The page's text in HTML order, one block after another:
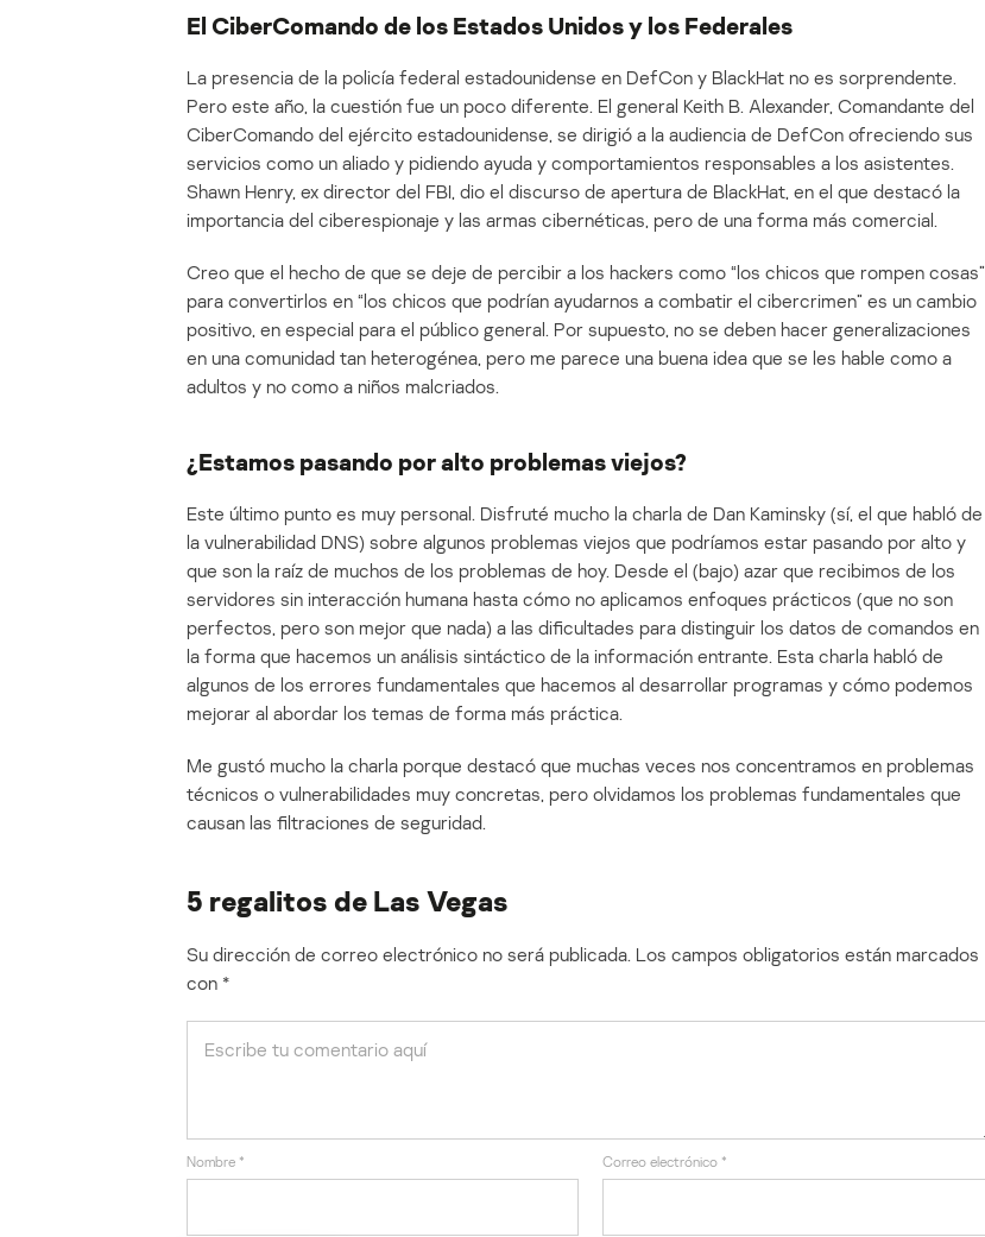
El CiberComando de los Estados Unidos y los Federales
La presencia de la policía federal estadounidense en DefCon y BlackHat no es sorprendente.
Pero este año, la cuestión fue un poco diferente. El general Keith B. Alexander, Comandante del
CiberComando del ejército estadounidense, se dirigió a la audiencia de DefCon ofreciendo sus
servicios como un aliado y pidiendo ayuda y comportamientos responsables a los asistentes.
Shawn Henry, ex director del FBI, dio el discurso de apertura de BlackHat, en el que destacó la
importancia del ciberespionaje y las armas cibernéticas, pero de una forma más comercial.
Creo que el hecho de que se deje de percibir a los hackers como “los chicos que rompen cosas”
para convertirlos en “los chicos que podrían ayudarnos a combatir el cibercrimen” es un cambio
positivo, en especial para el público general. Por supuesto, no se deben hacer generalizaciones
en una comunidad tan heterogénea, pero me parece una buena idea que se les hable como a
adultos y no como a niños malcriados.
¿Estamos pasando por alto problemas viejos?
Este último punto es muy personal. Disfruté mucho la charla de Dan Kaminsky (sí, el que habló de
la vulnerabilidad DNS) sobre algunos problemas viejos que podríamos estar pasando por alto y
que son la raíz de muchos de los problemas de hoy. Desde el (bajo) azar que recibimos de los
servidores sin interacción humana hasta cómo no aplicamos enfoques prácticos (que no son
perfectos, pero son mejor que nada) a las dificultades para distinguir los datos de comandos en
la forma que hacemos un análisis sintáctico de la información entrante. Esta charla habló de
algunos de los errores fundamentales que hacemos al desarrollar programas y cómo podemos
mejorar al abordar los temas de forma más práctica.
Me gustó mucho la charla porque destacó que muchas veces nos concentramos en problemas
técnicos o vulnerabilidades muy concretas, pero olvidamos los problemas fundamentales que
causan las filtraciones de seguridad.
5 regalitos de Las Vegas
Su dirección de correo electrónico no será publicada. Los campos obligatorios están marcados
con *
Nombre * Correo electrónico *